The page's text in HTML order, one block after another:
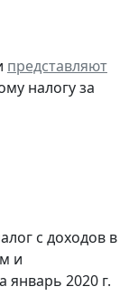
представляют
налогу за
с доходов в
и
2020 г.